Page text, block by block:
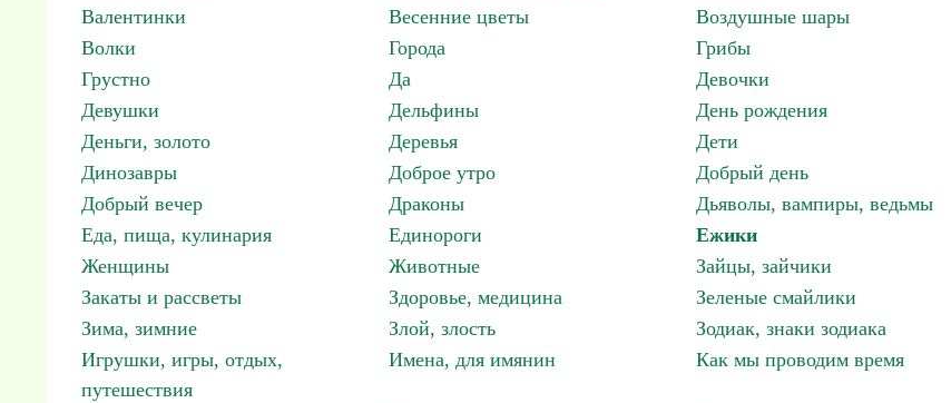
Валентинки
Весенние цветы
Воздушные шары
Волки
Города
Грибы
Грустно
Да
Девочки
Девушки
Дельфины
День рождения
Деньги, золото
Деревья
Дети
Динозавры
Доброе утро
Добрый день
Добрый вечер
Драконы
Дьяволы, вампиры, ведьмы
Еда, пища, кулинария
Единороги
Ежики
Женщины
Животные
Зайцы, зайчики
Закаты и рассветы
Здоровье, медицина
Зеленые смайлики
Зима, зимние
Злой, злость
Зодиак, знаки зодиака
Игрушки, игры, отдых,
путешествия
Имена, для имянин Как мы проводим время